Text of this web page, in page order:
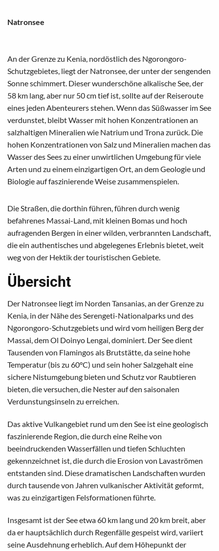
Natronsee
An der Grenze zu Kenia, nordöstlich des Ngorongoro-
Schutzgebietes, liegt der Natronsee, der unter der sengenden
Sonne schimmert. Dieser wunderschöne alkalische See, der
58 km lang, aber nur 50 cm tief ist, sollte auf der Reiseroute
eines jeden Abenteurers stehen. Wenn das Süßwasser im See
verdunstet, bleibt Wasser mit hohen Konzentrationen an
salzhaltigen Mineralien wie Natrium und Trona zurück. Die
hohen Konzentrationen von Salz und Mineralien machen das
Wasser des Sees zu einer unwirtlichen Umgebung für viele
Arten und zu einem einzigartigen Ort, an dem Geologie und
Biologie auf faszinierende Weise zusammenspielen.
Die Straßen, die dorthin führen, führen durch wenig
befahrenes Massai-Land, mit kleinen Bomas und hoch
aufragenden Bergen in einer wilden, verbrannten Landschaft,
die ein authentisches und abgelegenes Erlebnis bietet, weit
weg von der Hektik der touristischen Gebiete.
Übersicht
Der Natronsee liegt im Norden Tansanias, an der Grenze zu
Kenia, in der Nähe des Serengeti-Nationalparks und des
Ngorongoro-Schutzgebiets und wird vom heiligen Berg der
Massai, dem Ol Doinyo Lengai, dominiert. Der See dient
Tausenden von Flamingos als Brutstätte, da seine hohe
Temperatur (bis zu 60°C) und sein hoher Salzgehalt eine
sichere Nistumgebung bieten und Schutz vor Raubtieren
bieten, die versuchen, die Nester auf den saisonalen
Verdunstungsinseln zu erreichen.
Das aktive Vulkangebiet rund um den See ist eine geologisch
faszinierende Region, die durch eine Reihe von
beeindruckenden Wasserfällen und tiefen Schluchten
gekennzeichnet ist, die durch die Erosion von Lavaströmen
entstanden sind. Diese dramatischen Landschaften wurden
durch tausende von Jahren vulkanischer Aktivität geformt,
was zu einzigartigen Felsformationen führte.
Insgesamt ist der See etwa 60 km lang und 20 km breit, aber
da er hauptsächlich durch Regenfälle gespeist wird, variiert
seine Ausdehnung erheblich. Auf dem Höhepunkt der